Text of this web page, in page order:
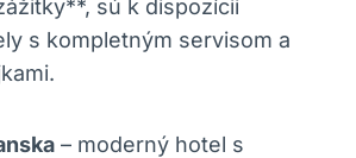
sú k dispozícii
s kompletným servisom a
– moderný hotel s